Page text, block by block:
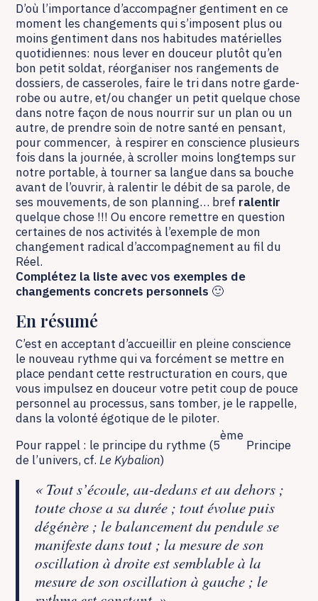
D’où l’importance d’accompagner gentiment en ce
moment les changements qui s’imposent plus ou
moins gentiment dans nos habitudes matérielles
quotidiennes: nous lever en douceur plutôt qu’en
bon petit soldat, réorganiser nos rangements de
dossiers, de casseroles, faire le tri dans notre garde-
robe ou autre, et/ou changer un petit quelque chose
dans notre façon de nous nourrir sur un plan ou un
autre, de prendre soin de notre santé en pensant,
pour commencer, à respirer en conscience plusieurs
fois dans la journée, à scroller moins longtemps sur
notre portable, à tourner sa langue dans sa bouche
avant de l’ouvrir, à ralentir le débit de sa parole, de
ses mouvements, de son planning… bref ralentir
quelque chose !!! Ou encore remettre en question
certaines de nos activités à l’exemple de mon
changement radical d’accompagnement au fil du
Réel.
Complétez la liste avec vos exemples de
changements concrets personnels 🙂
En résumé
C’est en acceptant d’accueillir en pleine conscience
le nouveau rythme qui va forcément se mettre en
place pendant cette restructuration en cours, que
vous impulsez en douceur votre petit coup de pouce
personnel au processus, sans tomber, je le rappelle,
dans la volonté égotique de le piloter.
Pour rappel : le principe du rythme (5
ème
Principe
de l’univers, cf.Le Kybalion)
« Tout s’écoule, au-dedans et au dehors ;
toute chose a sa durée ; tout évolue puis
dégénère ; le balancement du pendule se
manifeste dans tout ; la mesure de son
oscillation à droite est semblable à la
mesure de son oscillation à gauche ; le